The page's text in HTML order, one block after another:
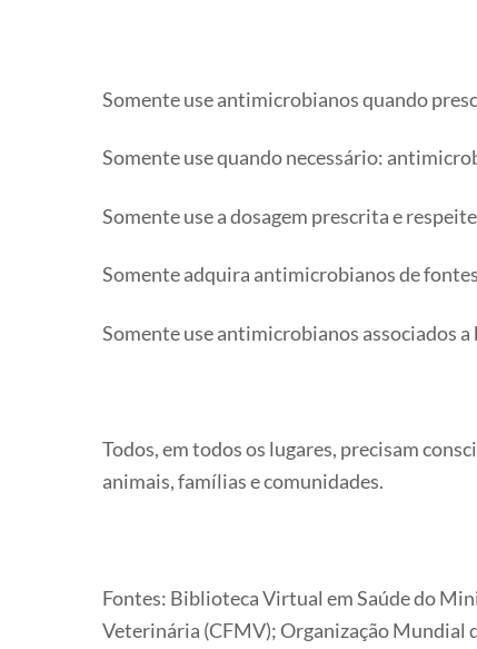
Somente use antimicrobianos quando
Somente use quando necessário:
Somente use a dosagem prescrita e
Somente adquira antimicrobianos de
Somente use antimicrobianos associados
Todos, em todos os lugares, precisam
animais, famílias e comunidades.
Fontes: Biblioteca Virtual em Saúde do
Veterinária (CFMV); Organização Mundial